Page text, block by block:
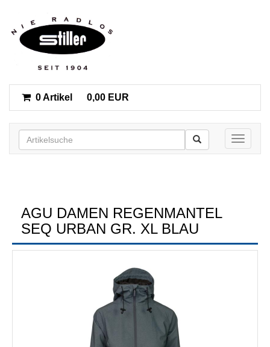
0 Artikel 0,00 EUR
Toggle
AGU DAMEN REGENMANTEL
SEQ URBAN GR. XL BLAU